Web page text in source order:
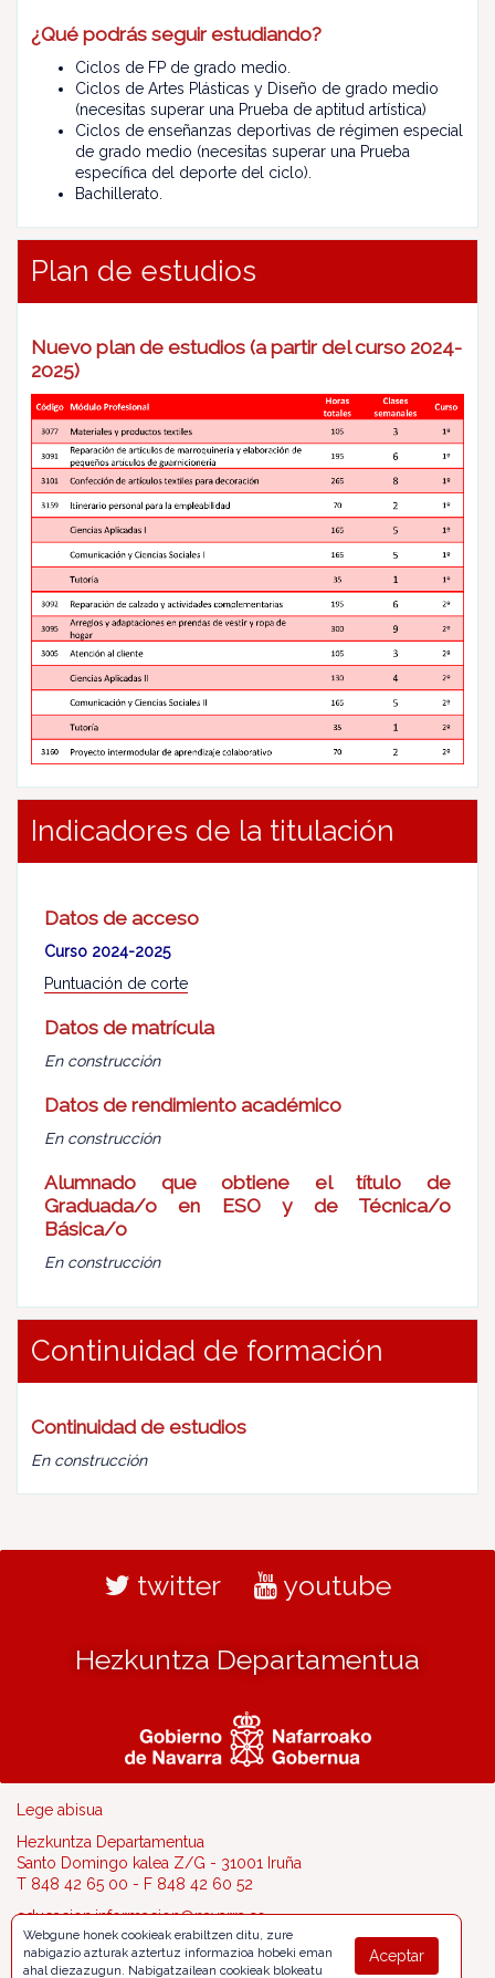
¿Qué podrás seguir estudiando?
Ciclos de FP de grado medio.
Ciclos de Artes Plásticas y Diseño de grado medio
(necesitas superar una Prueba de aptitud artística)
Ciclos de enseñanzas deportivas de régimen especial
de grado medio (necesitas superar una Prueba
específica del deporte del ciclo).
Bachillerato.
Plan de estudios
Nuevo plan de estudios (a partir del curso 2024-
2025)
Indicadores de la titulación
Datos de acceso
Curso 2024-2025
Puntuación de corte
Datos de matrícula
En construcción
Datos de rendimiento académico
En construcción
Alumnado que obtiene el título de
Graduada/o en ESO y de Técnica/o
Básica/o
En construcción
Continuidad de formación
Continuidad de estudios
En construcción
twitter youtube
Hezkuntza Departamentua
Lege abisua
Hezkuntza Departamentua
Santo Domingo kalea Z/G - 31001 Iruña
T 848 42 65 00 - F 848 42 60 52
educacion.informacion@navarra.es
Aceptar
Webgune honek cookieak erabiltzen ditu, zure
nabigazio azturak aztertuz informazioa hobeki eman
ahal diezazugun. Nabigatzailean cookieak blokeatu